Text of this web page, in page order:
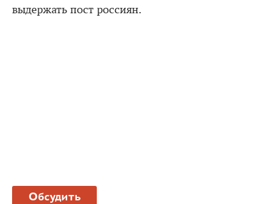
выдержать пост россиян.
Обсудить